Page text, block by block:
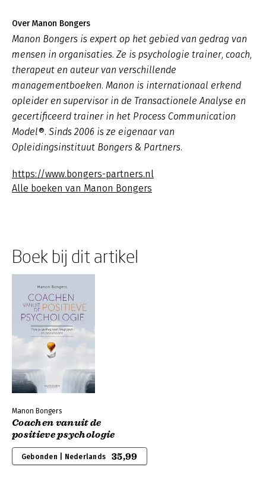
Over Manon Bongers
Manon Bongers is expert op het gebied van gedrag van
mensen in organisaties. Ze is psychologie trainer, coach,
therapeut en auteur van verschillende
managementboeken. Manon is internationaal erkend
opleider en supervisor in de Transactionele Analyse en
gecertificeerd trainer in het Process Communication
Model®. Sinds 2006 is ze eigenaar van
Opleidingsinstituut Bongers & Partners.
https://www.bongers-partners.nl
Alle boeken van Manon Bongers
Boek bij dit artikel
Manon Bongers
Coachen vanuit de
positieve psychologie
Gebonden | Nederlands 35,99